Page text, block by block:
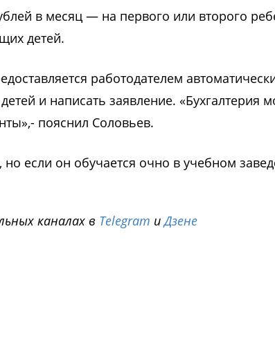
в месяц — на первого или второго
детей.
работодателем
и написать заявление. «Бухгалтерия
пояснил Соловьев.
если он обучается очно в учебном
каналах в Telegram иДзене